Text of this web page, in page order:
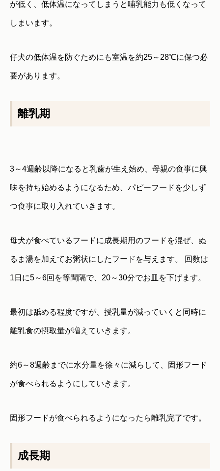
が低く、低体温になってしまうと哺乳能力も低くなって
しまいます。
仔犬の低体温を防ぐためにも室温を約25～28℃に保つ必
要があります。
離乳期
3～4週齢以降になると乳歯が生え始め、母親の食事に興
味を持ち始めるようになるため、パピーフードを少しず
つ食事に取り入れていきます。
母犬が食べているフードに成長期用のフードを混ぜ、ぬ
るま湯を加えてお粥状にしたフードを与えます。 回数は
1日に5～6回を等間隔で、20～30分でお皿を下げます。
最初は舐める程度ですが、授乳量が減っていくと同時に
離乳食の摂取量が増えていきます。
約6～8週齢までに水分量を徐々に減らして、固形フード
が食べられるようにしていきます。
固形フードが食べられるようになったら離乳完了です。
成長期